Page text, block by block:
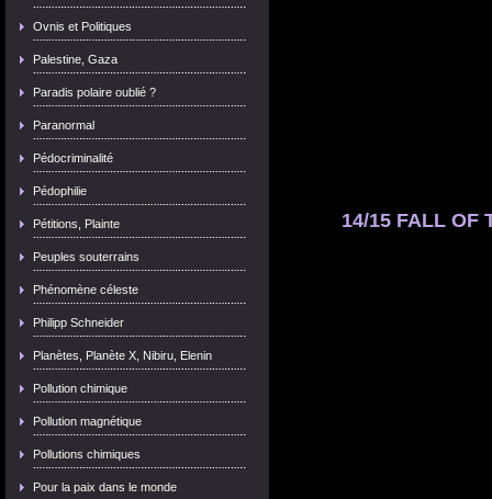
Ovnis et Politiques
Palestine, Gaza
Paradis polaire oublié ?
Paranormal
Pédocriminalité
Pédophilie
Pétitions, Plainte
Peuples souterrains
Phénomène céleste
Philipp Schneider
Planètes, Planète X, Nibiru, Elenin
Pollution chimique
Pollution magnétique
Pollutions chimiques
Pour la paix dans le monde
14/15 FALL OF